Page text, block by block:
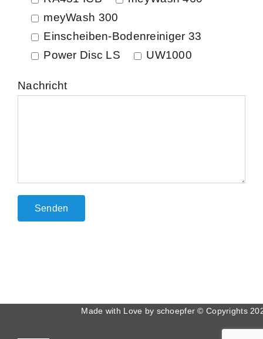
meyWash 300
Einscheiben-Bodenreiniger 33
Power Disc LS
UW1000
Nachricht
Made with Love by schoepfer © Copyrights